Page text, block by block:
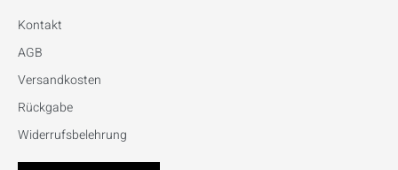
Kontakt
AGB
Versandkosten
Rückgabe
Widerrufsbelehrung